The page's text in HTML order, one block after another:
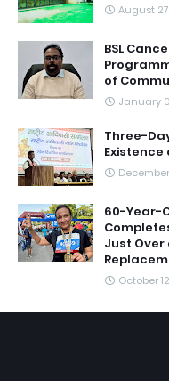
August
BSL
of
January
Three-
Existence
60-Year-
Just Over
October